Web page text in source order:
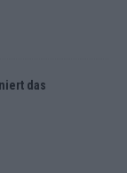
das